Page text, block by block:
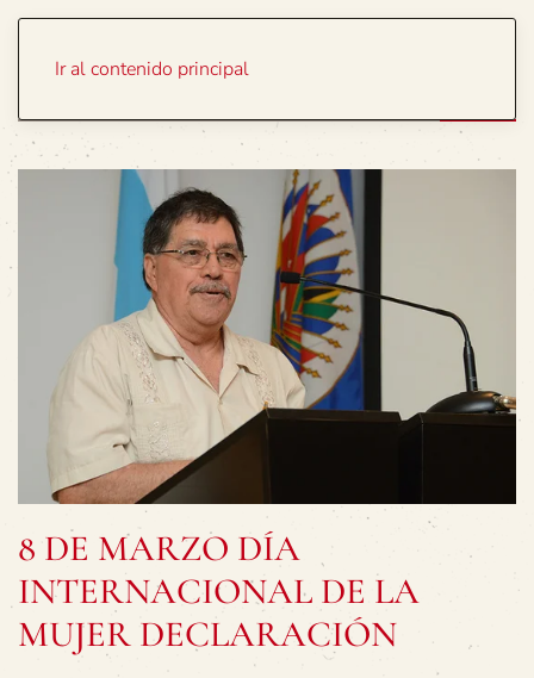
Ir al contenido principal
8 DE MARZO DÍA
INTERNACIONAL DE LA
MUJER DECLARACIÓN